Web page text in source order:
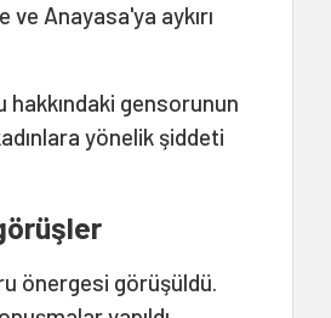
ve Anayasa'ya aykırı
hakkındaki gensorunun
yönelik şiddeti
önergesi görüşüldü.